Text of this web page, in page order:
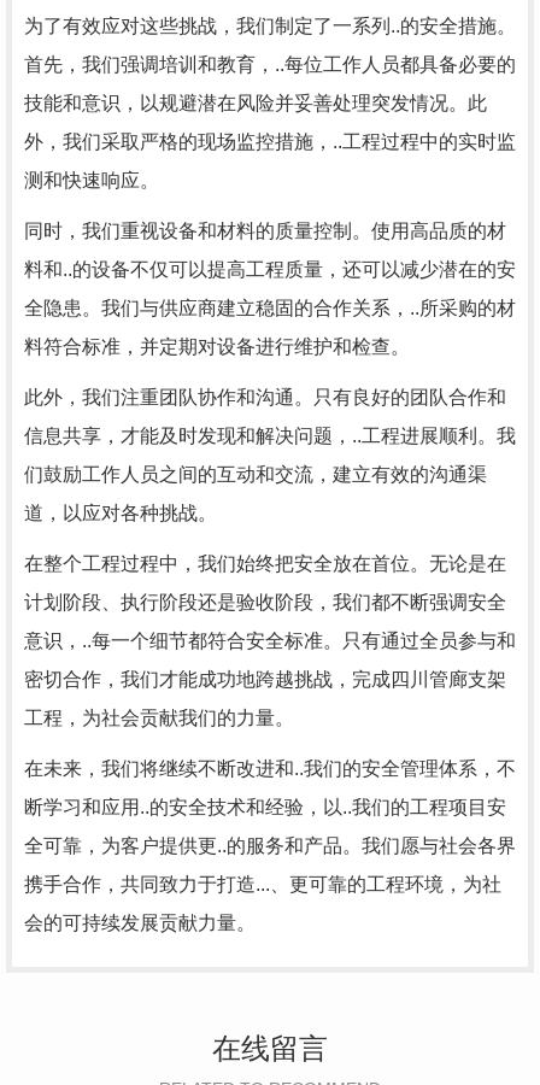
为了有效应对这些挑战，我们制定了一系列..的安全措施。
首先，我们强调培训和教育，..每位工作人员都具备必要的
技能和意识，以规避潜在风险并妥善处理突发情况。此
外，我们采取严格的现场监控措施，..工程过程中的实时监
测和快速响应。
同时，我们重视设备和材料的质量控制。使用高品质的材
料和..的设备不仅可以提高工程质量，还可以减少潜在的安
全隐患。我们与供应商建立稳固的合作关系，..所采购的材
料符合标准，并定期对设备进行维护和检查。
此外，我们注重团队协作和沟通。只有良好的团队合作和
信息共享，才能及时发现和解决问题，..工程进展顺利。我
们鼓励工作人员之间的互动和交流，建立有效的沟通渠
道，以应对各种挑战。
在整个工程过程中，我们始终把安全放在首位。无论是在
计划阶段、执行阶段还是验收阶段，我们都不断强调安全
意识，..每一个细节都符合安全标准。只有通过全员参与和
密切合作，我们才能成功地跨越挑战，完成四川管廊支架
工程，为社会贡献我们的力量。
在未来，我们将继续不断改进和..我们的安全管理体系，不
断学习和应用..的安全技术和经验，以..我们的工程项目安
全可靠，为客户提供更..的服务和产品。我们愿与社会各界
携手合作，共同致力于打造...、更可靠的工程环境，为社
会的可持续发展贡献力量。
在线留言